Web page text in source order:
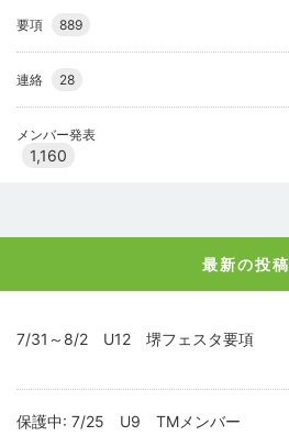
要項 889
連絡 28
メンバー発表
1,160
最新の投稿
7/31～8/2 U12 堺フェスタ要項
保護中: 7/25 U9 TMメンバー